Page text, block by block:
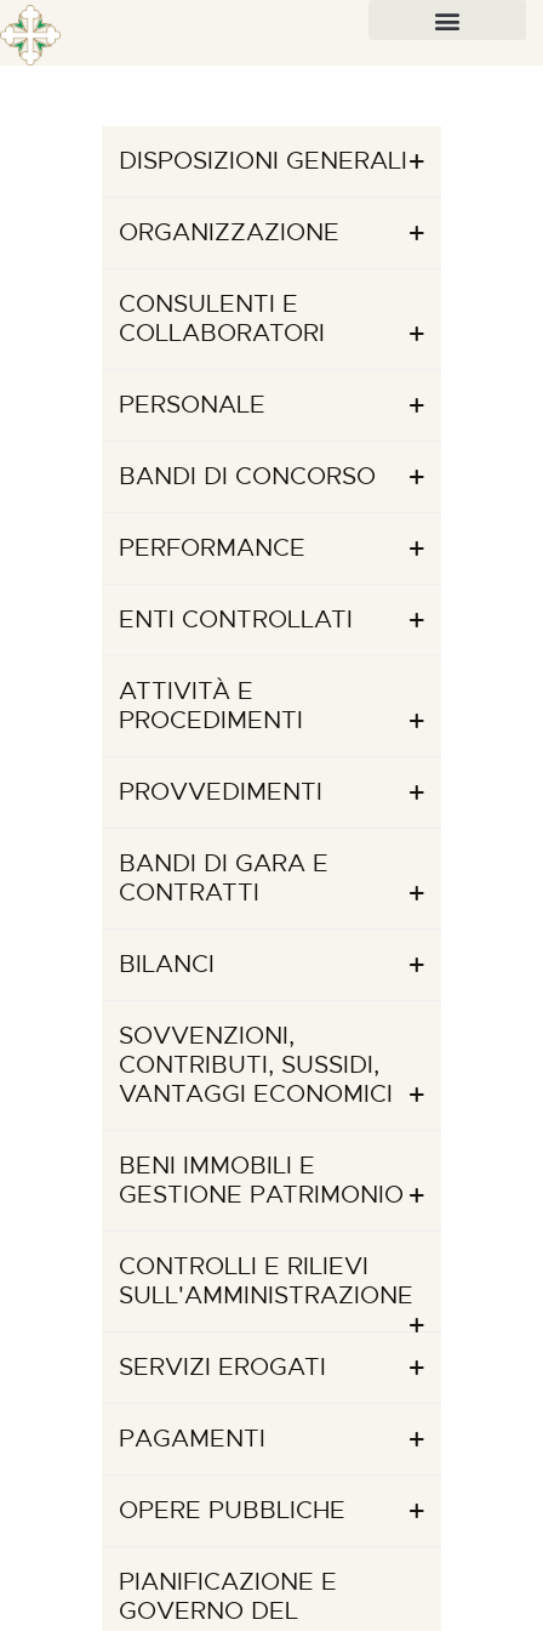
DISPOSIZIONI GENERALI
ORGANIZZAZIONE
CONSULENTI E
COLLABORATORI
PERSONALE
BANDI DI CONCORSO
PERFORMANCE
ENTI CONTROLLATI
ATTIVITÀ E
PROCEDIMENTI
PROVVEDIMENTI
BANDI DI GARA E
CONTRATTI
BILANCI
SOVVENZIONI,
CONTRIBUTI, SUSSIDI,
VANTAGGI ECONOMICI
BENI IMMOBILI E
GESTIONE PATRIMONIO
CONTROLLI E RILIEVI
SULL'AMMINISTRAZIONE
SERVIZI EROGATI
PAGAMENTI
OPERE PUBBLICHE
PIANIFICAZIONE E
GOVERNO DEL